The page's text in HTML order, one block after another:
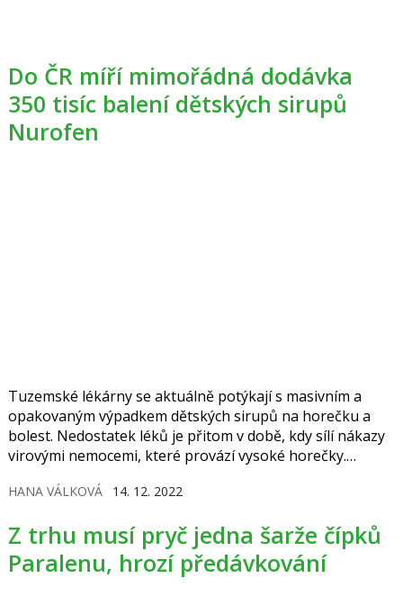
Do ČR míří mimořádná dodávka
350 tisíc balení dětských sirupů
Nurofen
Tuzemské lékárny se aktuálně potýkají s masivním a
opakovaným výpadkem dětských sirupů na horečku a
bolest. Nedostatek léků je přitom v době, kdy sílí nákazy
virovými nemocemi, které provází vysoké horečky.
dodávku Nurofenu pro děti.
HANA VÁLKOVÁ 14. 12. 2022
Z trhu musí pryč jedna šarže čípků
Paralenu, hrozí předávkování